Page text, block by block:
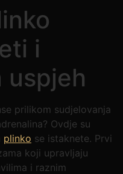
i
uspjeh
prilikom sudjelovanja
Ovdje su
plinko se istaknete. Prvi
koji upravljaju
i raznim